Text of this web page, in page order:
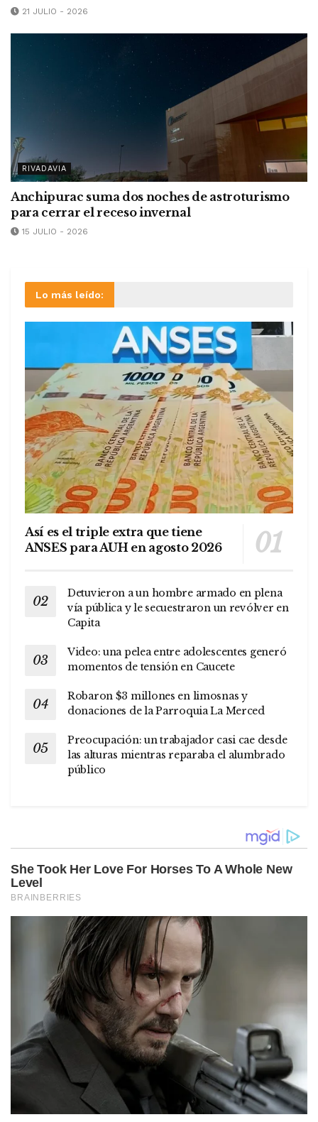
21 JULIO - 2026
RIVADAVIA
Anchipurac suma dos noches de astroturismo
para cerrar el receso invernal
15 JULIO - 2026
Lo más leído:
Así es el triple extra que tiene
ANSES para AUH en agosto 2026
Detuvieron a un hombre armado en plena
vía pública y le secuestraron un revólver en
Capita
Video: una pelea entre adolescentes generó
momentos de tensión en Caucete
Robaron $3 millones en limosnas y
donaciones de la Parroquia La Merced
Preocupación: un trabajador casi cae desde
las alturas mientras reparaba el alumbrado
público